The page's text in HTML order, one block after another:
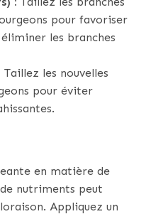
pour favoriser
les branches
Taillez les nouvelles
pour éviter
en matière de
nutriments peut
Appliquez un